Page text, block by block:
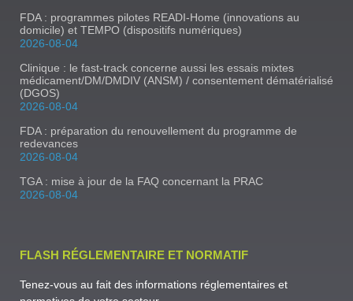
FDA : programmes pilotes READI-Home (innovations au
domicile) et TEMPO (dispositifs numériques)
2026-08-04
Clinique : le fast-track concerne aussi les essais mixtes
médicament/DM/DMDIV (ANSM) / consentement dématérialisé
(DGOS)
2026-08-04
FDA : préparation du renouvellement du programme de
redevances
2026-08-04
TGA : mise à jour de la FAQ concernant la PRAC
2026-08-04
FLASH RÉGLEMENTAIRE ET NORMATIF
Tenez-vous au fait des informations réglementaires et